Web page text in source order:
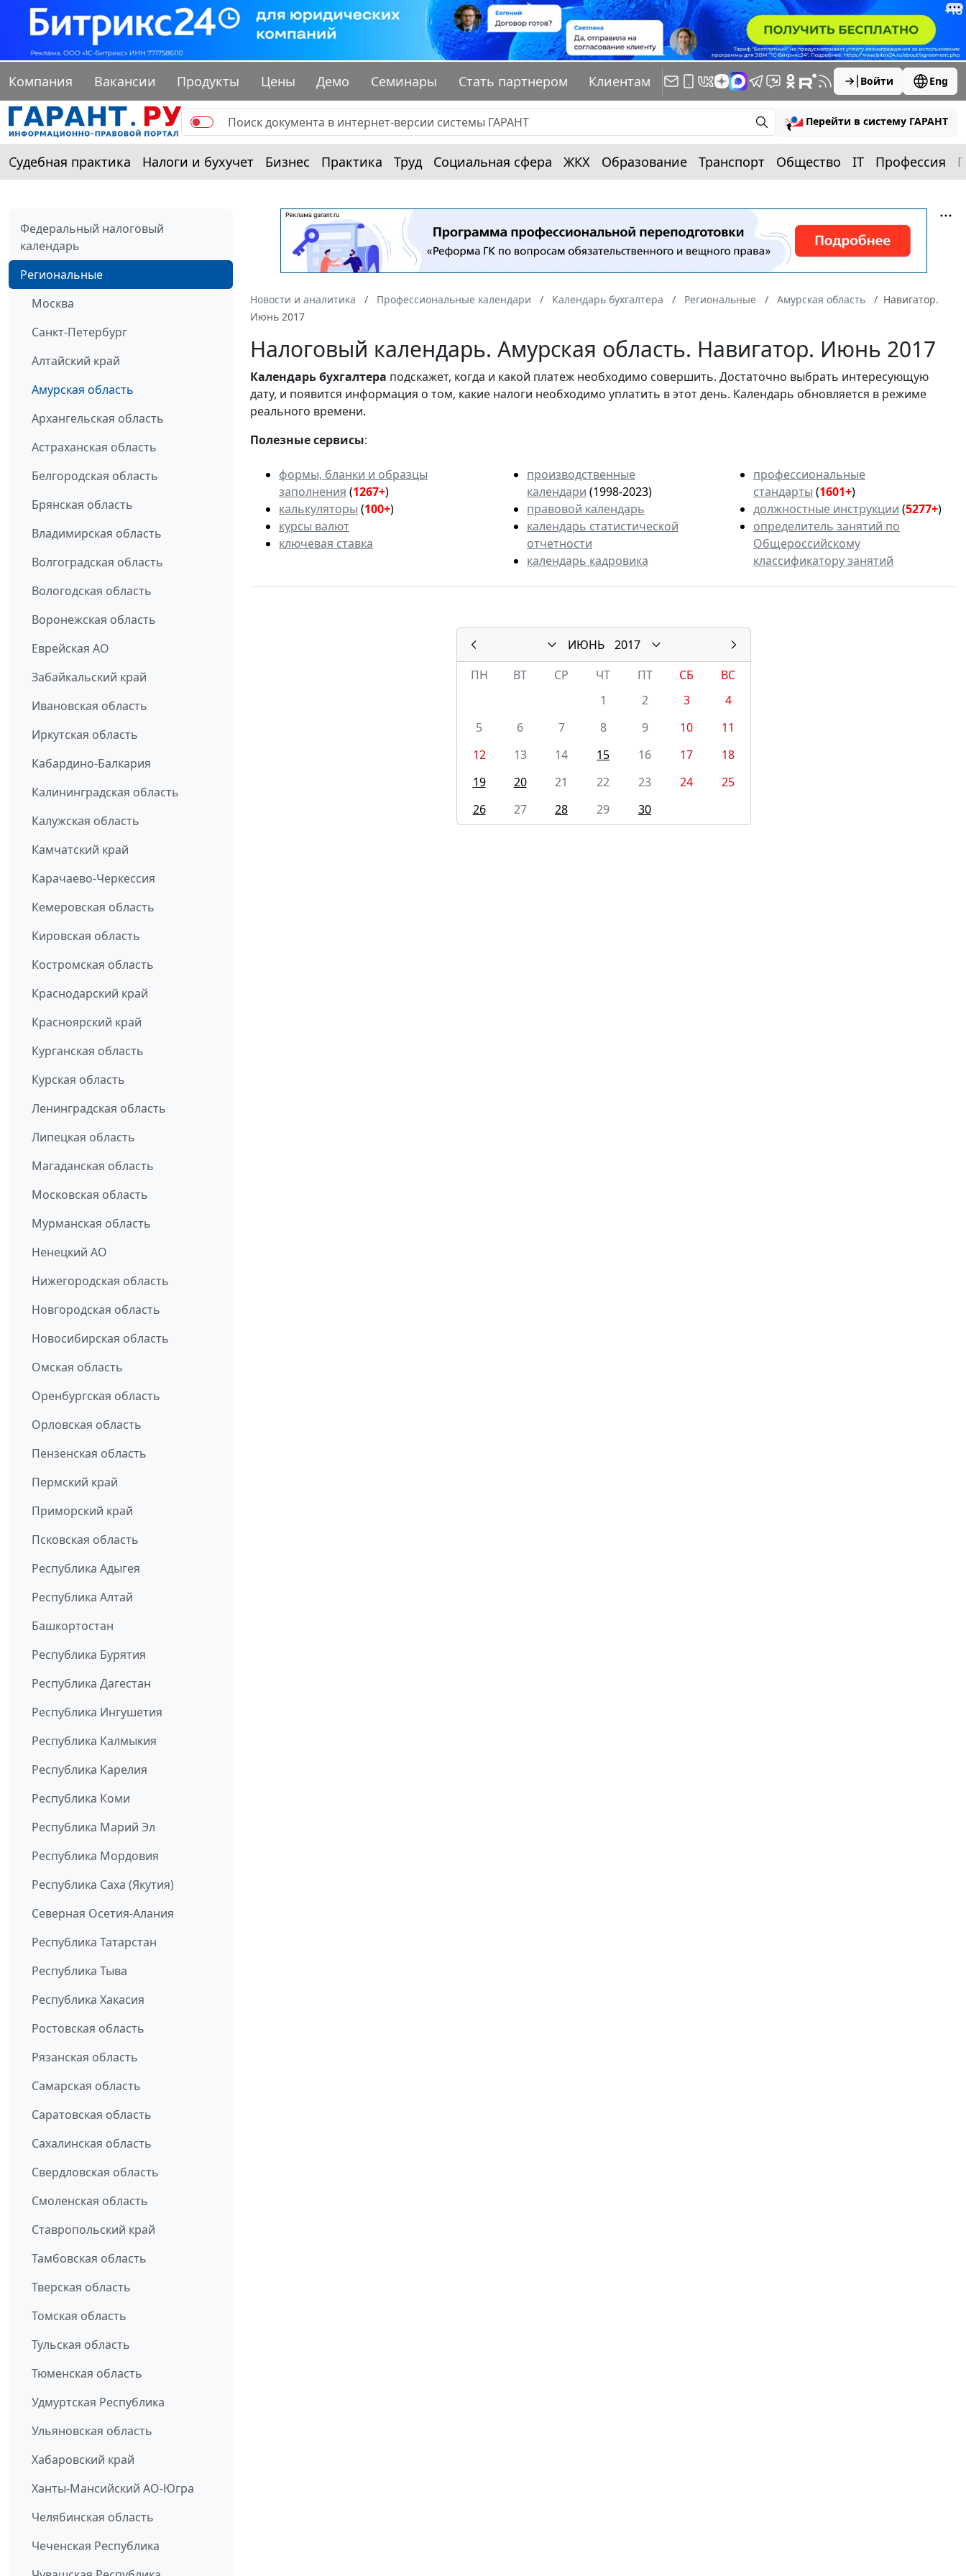
Компания Вакансии Продукты Цены Демо Семинары Стать партнером Клиентам Войти Eng
Перейти в систему ГАРАНТ
Судебная практика Налоги и бухучет Бизнес Практика Труд Социальная сфера ЖКХ Образование Транспорт Общество IT Профессия
Федеральный налоговый
календарь
Региональные
Москва
Санкт-Петербург
Алтайский край
Амурская область
Архангельская область
Астраханская область
Белгородская область
Брянская область
Владимирская область
Волгоградская область
Вологодская область
Воронежская область
Еврейская АО
Забайкальский край
Ивановская область
Иркутская область
Кабардино-Балкария
Калининградская область
Калужская область
Камчатский край
Карачаево-Черкессия
Кемеровская область
Кировская область
Костромская область
Краснодарский край
Красноярский край
Курганская область
Курская область
Ленинградская область
Липецкая область
Магаданская область
Московская область
Мурманская область
Ненецкий АО
Нижегородская область
Новгородская область
Новосибирская область
Омская область
Оренбургская область
Орловская область
Пензенская область
Пермский край
Приморский край
Псковская область
Республика Адыгея
Республика Алтай
Башкортостан
Республика Бурятия
Республика Дагестан
Республика Ингушетия
Республика Калмыкия
Республика Карелия
Республика Коми
Республика Марий Эл
Республика Мордовия
Республика Саха (Якутия)
Северная Осетия-Алания
Республика Татарстан
Республика Тыва
Республика Хакасия
Ростовская область
Рязанская область
Самарская область
Саратовская область
Сахалинская область
Свердловская область
Смоленская область
Ставропольский край
Тамбовская область
Тверская область
Томская область
Тульская область
Тюменская область
Удмуртская Республика
Ульяновская область
Хабаровский край
Ханты-Мансийский АО-Югра
Челябинская область
Чеченская Республика
Новости и аналитика Профессиональные календари Календарь бухгалтера Региональные Амурская область
Навигатор.
Июнь 2017
Налоговый календарь. Амурская область. Навигатор. Июнь 2017
Календарьбухгалтера подскажет, когда и какой платеж необходимо совершить. Достаточно выбрать интересующую
дату, и появится информация о том, какие налоги необходимо уплатить в этот день. Календарь обновляется в режиме
реального времени.
Полезные сервисы:
формы, бланки и образцы
заполнения (1267+)
калькуляторы (100+)
курсы валют
ключевая ставка
производственные
календари (1998-2023)
правовой календарь
календарь статистической
отчетности
календарь кадровика
профессиональные
стандарты (1601+)
должностные инструкции (5277+)
определитель занятий по
Общероссийскому
классификатору занятий
ИЮНЬ
2017
ПН
ВТ СР ЧТ ПТ СБ
ВС
1
2 3
4
5
6 7 8 9 10
11
12
13 14 15 16 17
18
19
20 21 22 23 24
25
26
27 28 29 30